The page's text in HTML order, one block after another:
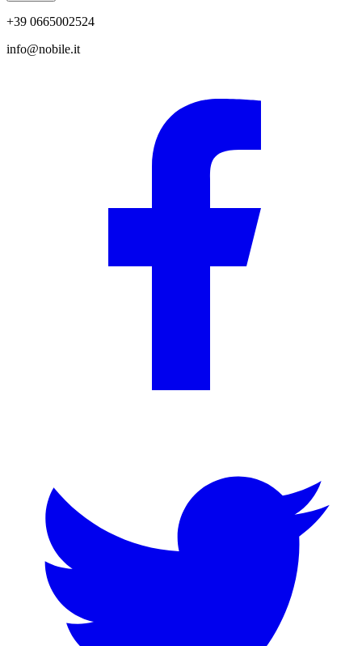
+39 0665002524
info@nobile.it